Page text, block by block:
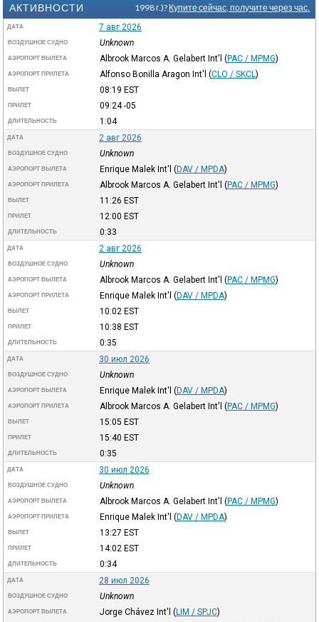
АКТИВНОСТИ
1998 г.)? Купите сейчас, получите через час.
ДАТА 7 авг 2026
ВОЗДУШНОЕ СУДНО Unknown
АЭРОПОРТ ВЫЛЕТА Albrook Marcos A. Gelabert Int'l (PAC / MPMG)
АЭРОПОРТ ПРИЛЕТА Alfonso Bonilla Aragon Int'l (CLO / SKCL)
ВЫЛЕТ 08:19 EST
ПРИЛЕТ 09:24-05
ДЛИТЕЛЬНОСТЬ 1:04
ДАТА 2 авг 2026
ВОЗДУШНОЕ СУДНО Unknown
АЭРОПОРТ ВЫЛЕТА Enrique Malek Int'l (DAV / MPDA)
АЭРОПОРТ ПРИЛЕТА Albrook Marcos A. Gelabert Int'l (PAC / MPMG)
ВЫЛЕТ 11:26 EST
ПРИЛЕТ 12:00 EST
ДЛИТЕЛЬНОСТЬ 0:33
ДАТА 2 авг 2026
ВОЗДУШНОЕ СУДНО Unknown
АЭРОПОРТ ВЫЛЕТА Albrook Marcos A. Gelabert Int'l (PAC / MPMG)
АЭРОПОРТ ПРИЛЕТА Enrique Malek Int'l (DAV / MPDA)
ВЫЛЕТ 10:02 EST
ПРИЛЕТ 10:38 EST
ДЛИТЕЛЬНОСТЬ 0:35
ДАТА 30 июл 2026
ВОЗДУШНОЕ СУДНО Unknown
АЭРОПОРТ ВЫЛЕТА Enrique Malek Int'l (DAV / MPDA)
АЭРОПОРТ ПРИЛЕТА Albrook Marcos A. Gelabert Int'l (PAC / MPMG)
ВЫЛЕТ 15:05 EST
ПРИЛЕТ 15:40 EST
ДЛИТЕЛЬНОСТЬ 0:35
ДАТА 30 июл 2026
ВОЗДУШНОЕ СУДНО Unknown
АЭРОПОРТ ВЫЛЕТА Albrook Marcos A. Gelabert Int'l (PAC / MPMG)
АЭРОПОРТ ПРИЛЕТА Enrique Malek Int'l (DAV / MPDA)
ВЫЛЕТ 13:27 EST
ПРИЛЕТ 14:02 EST
ДЛИТЕЛЬНОСТЬ 0:34
ДАТА 28 июл 2026
ВОЗДУШНОЕ СУДНО Unknown
АЭРОПОРТ ВЫЛЕТА Jorge Chávez Int'l (LIM / SPJC)